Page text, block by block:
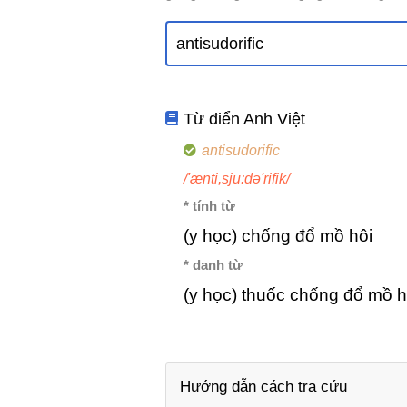
Từ điển Anh Việt
antisudorific
/'ænti,sju:də'rifik/
* tính từ
(y học) chống đổ mồ hôi
* danh từ
(y học) thuốc chống đổ mồ
Hướng dẫn cách tra cứu